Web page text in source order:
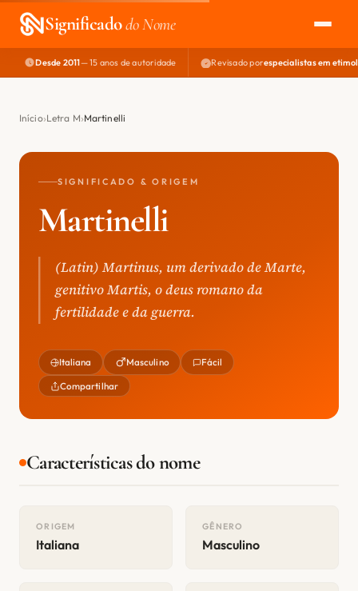
Significadodo Nome
EXPLORAR
NOME PERFEITO
Desde 2011— 15 anos de autoridade Revisado porespecialistas em
Início Letra M Martinelli
SIGNIFICADO & ORIGEM
Martinelli
(Latin) Martinus, um derivado de Marte,
genitivo Martis, o deus romano da
fertilidade e da guerra.
Italiana Masculino Fácil
Compartilhar
Características do nome
ORIGEM
Italiana
GÊNERO
Masculino